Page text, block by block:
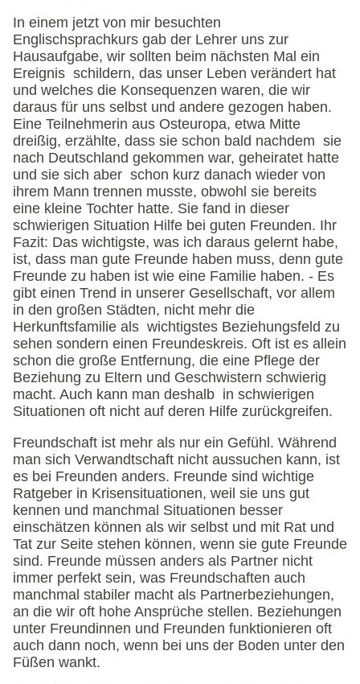
In einem jetzt von mir besuchten
Englischsprachkurs gab der Lehrer uns zur
Hausaufgabe, wir sollten beim nächsten Mal ein
Ereignis schildern, das unser Leben verändert hat
und welches die Konsequenzen waren, die wir
daraus für uns selbst und andere gezogen haben.
Eine Teilnehmerin aus Osteuropa, etwa Mitte
dreißig, erzählte, dass sie schon bald nachdem sie
nach Deutschland gekommen war, geheiratet hatte
und sie sich aber schon kurz danach wieder von
ihrem Mann trennen musste, obwohl sie bereits
eine kleine Tochter hatte. Sie fand in dieser
schwierigen Situation Hilfe bei guten Freunden. Ihr
Fazit: Das wichtigste, was ich daraus gelernt habe,
ist, dass man gute Freunde haben muss, denn gute
Freunde zu haben ist wie eine Familie haben. - Es
gibt einen Trend in unserer Gesellschaft, vor allem
in den großen Städten, nicht mehr die
Herkunftsfamilie als wichtigstes Beziehungsfeld zu
sehen sondern einen Freundeskreis. Oft ist es allein
schon die große Entfernung, die eine Pflege der
Beziehung zu Eltern und Geschwistern schwierig
macht. Auch kann man deshalb in schwierigen
Situationen oft nicht auf deren Hilfe zurückgreifen.
Freundschaft ist mehr als nur ein Gefühl. Während
man sich Verwandtschaft nicht aussuchen kann, ist
es bei Freunden anders. Freunde sind wichtige
Ratgeber in Krisensituationen, weil sie uns gut
kennen und manchmal Situationen besser
einschätzen können als wir selbst und mit Rat und
Tat zur Seite stehen können, wenn sie gute Freunde
sind. Freunde müssen anders als Partner nicht
immer perfekt sein, was Freundschaften auch
manchmal stabiler macht als Partnerbeziehungen,
an die wir oft hohe Ansprüche stellen. Beziehungen
unter Freundinnen und Freunden funktionieren oft
auch dann noch, wenn bei uns der Boden unter den
Füßen wankt.